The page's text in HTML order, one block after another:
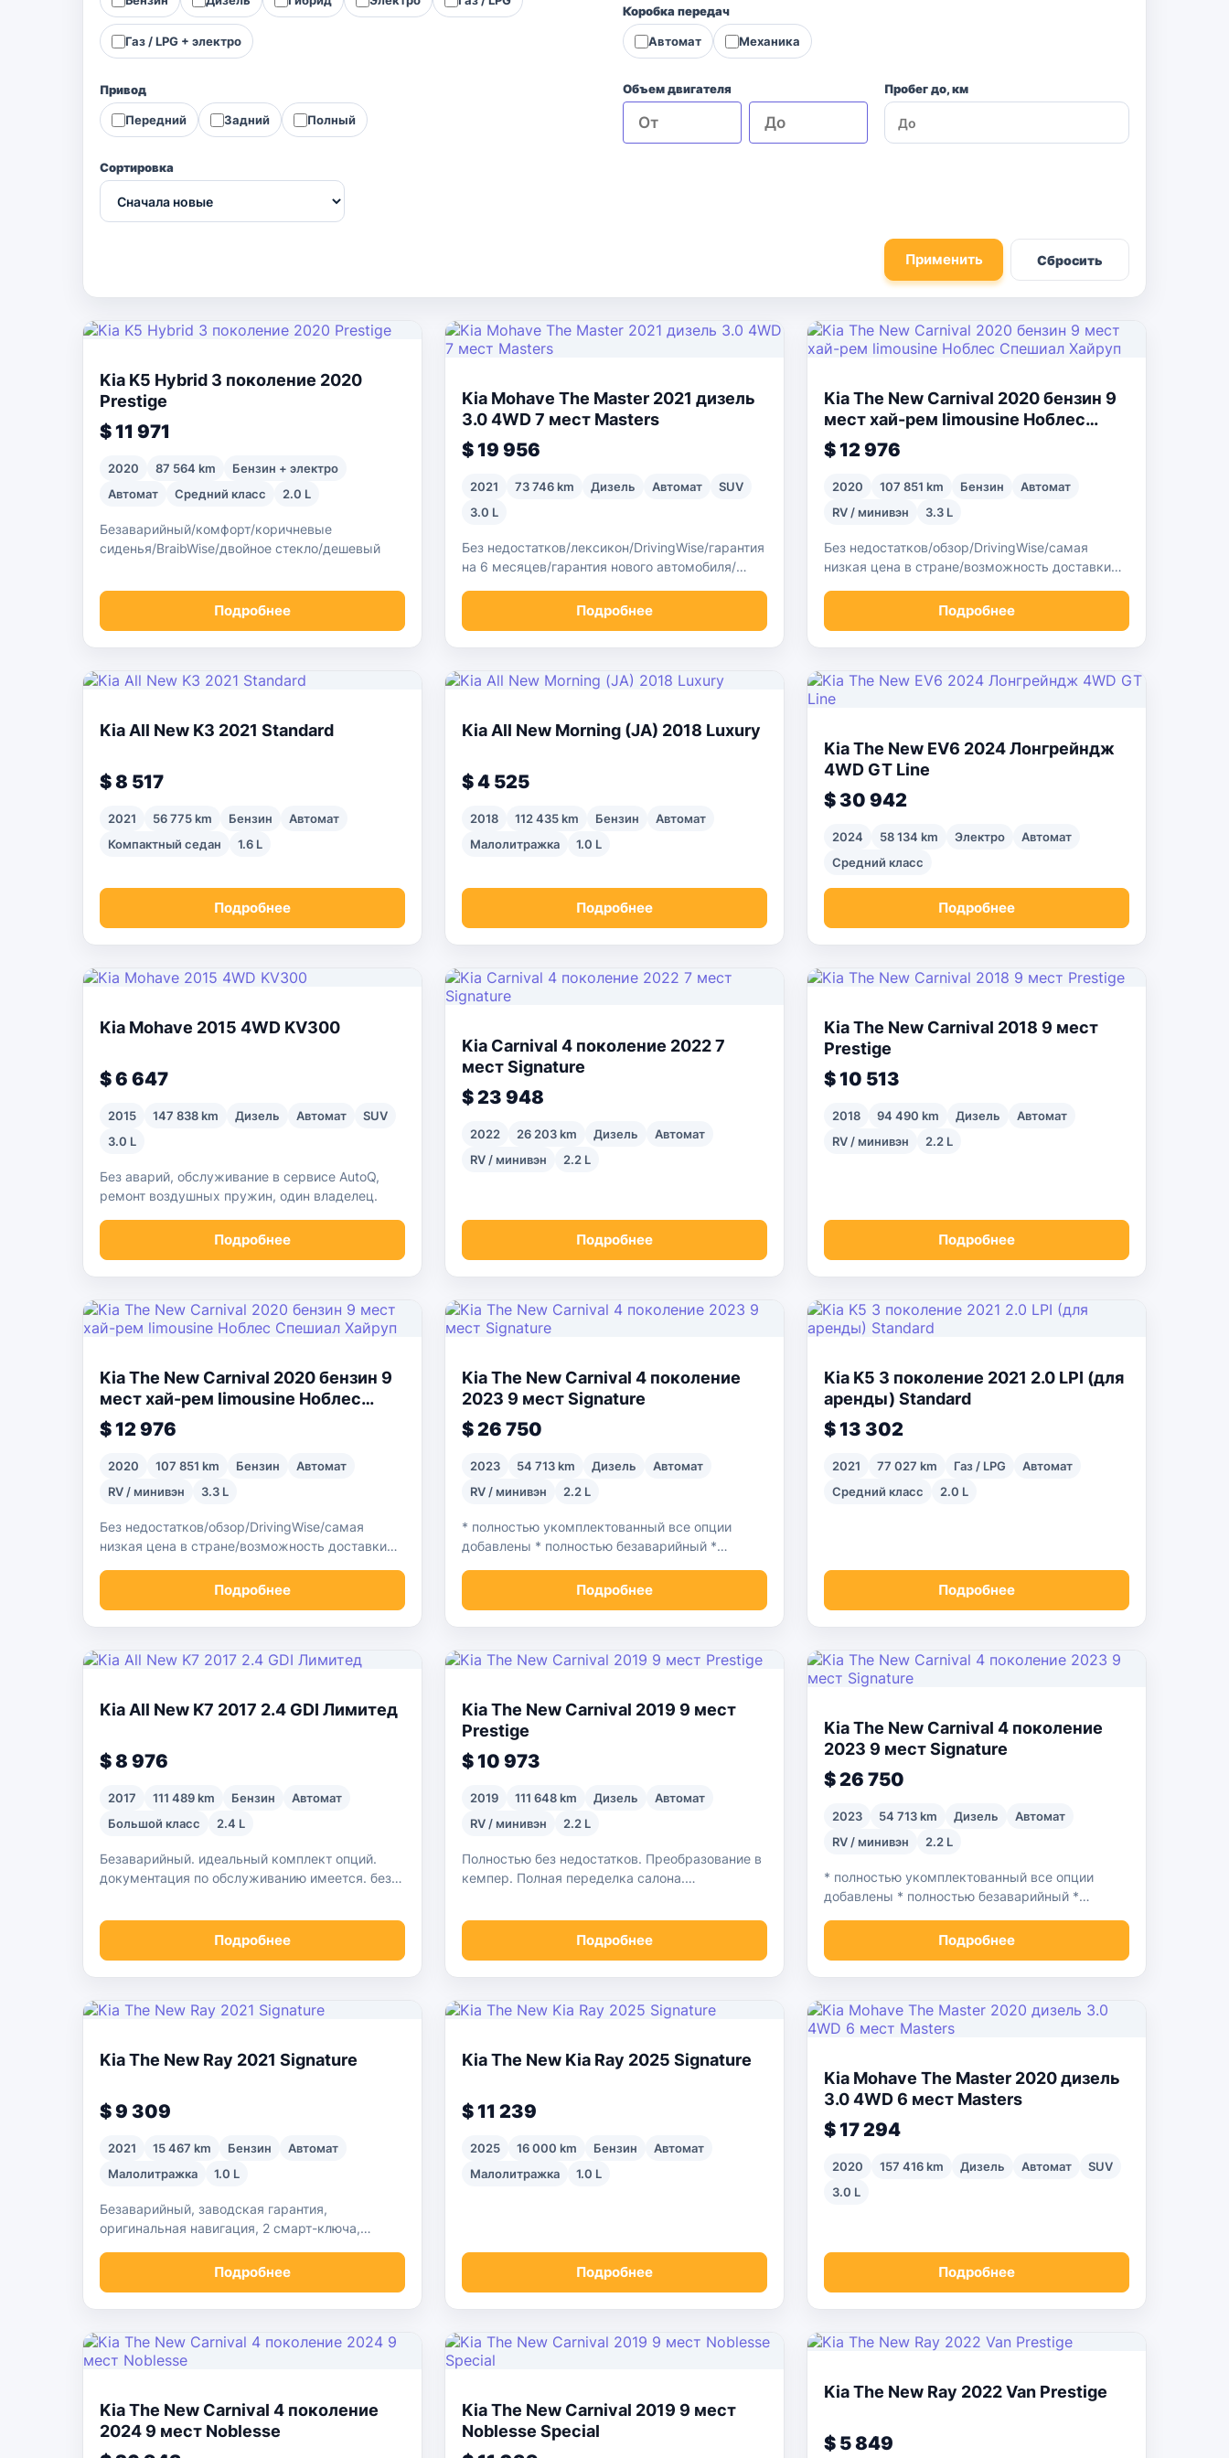
Газ / LPG + электро
Коробка передач
Автомат Механика
Привод
Передний Задний Полный
Объем двигателя Пробег до, км
Сортировка
Применить Сбросить
Kia K5 Hybrid 3 поколение 2020
Prestige
$ 11 971
2020 87 564 km
Бензин + электро
Автомат
Средний класс 2.0 L
Безаварийный/комфорт/коричневые
сиденья/BraibWise/двойное стекло/дешевый
Подробнее
Kia Mohave The Master 2021 дизель
3.0 4WD 7 мест Masters
$ 19 956
2021 73 746 km Дизель Автомат
SUV
3.0 L
Без недостатков/лексикон/DrivingWise/гарантия
на 6 месяцев/гарантия нового автомобиля/
Подробнее
Kia The New Carnival 2020 бензин 9
мест хай-рем limousine Ноблес
Спешиал Хайруп
$ 12 976
2020 107 851 km Бензин
Автомат
RV / минивэн
3.3 L
Без недостатков/обзор/DrivingWise/самая
низкая цена в стране/возможность доставки
Подробнее
Kia All New K3 2021 Standard
$ 8 517
2021 56 775 km Бензин
Автомат
Компактный седан
1.6 L
Подробнее
Kia All New Morning (JA) 2018 Luxury
$ 4 525
2018 112 435 km Бензин
Автомат
Малолитражка
1.0 L
Подробнее
Kia The New EV6 2024 Лонгрейндж
4WD GT Line
$ 30 942
2024 58 134 km Электро
Автомат
Средний класс
Подробнее
Kia Mohave 2015 4WD KV300
$ 6 647
2015 147 838 km Дизель Автомат
SUV
3.0 L
Без аварий, обслуживание в сервисе AutoQ,
ремонт воздушных пружин, один владелец.
Подробнее
Kia Carnival 4 поколение 2022 7
мест Signature
$ 23 948
2022 26 203 km Дизель
Автомат
RV / минивэн
2.2 L
Подробнее
Kia The New Carnival 2018 9 мест
Prestige
$ 10 513
2018 94 490 km Дизель
Автомат
RV / минивэн
2.2 L
Подробнее
Kia The New Carnival 2020 бензин 9
мест хай-рем limousine Ноблес
Спешиал Хайруп
$ 12 976
2020 107 851 km Бензин
Автомат
RV / минивэн
3.3 L
Без недостатков/обзор/DrivingWise/самая
низкая цена в стране/возможность доставки
Подробнее
Kia The New Carnival 4 поколение
2023 9 мест Signature
$ 26 750
2023 54 713 km Дизель
Автомат
RV / минивэн
2.2 L
* полностью укомплектованный все опции
добавлены * полностью безаварийный *
цена в своем классеПодробнее
Kia K5 3 поколение 2021 2.0 LPI (для
аренды) Standard
$ 13 302
2021 77 027 km Газ / LPG
Автомат
Средний класс
2.0 L
Подробнее
Kia All New K7 2017 2.4 GDI Лимитед
$ 8 976
2017 111 489 km Бензин
Автомат
Большой класс
2.4 L
Безаварийный. идеальный комплект опций.
документация по обслуживанию имеется. без
Подробнее
Kia The New Carnival 2019 9 мест
Prestige
$ 10 973
2019 111 648 km Дизель
Автомат
RV / минивэн
2.2 L
Полностью без недостатков. Преобразование в
кемпер. Полная переделка салона.
Подробнее
Kia The New Carnival 4 поколение
2023 9 мест Signature
$ 26 750
2023 54 713 km Дизель
Автомат
RV / минивэн
2.2 L
* полностью укомплектованный все опции
добавлены * полностью безаварийный *
цена в своем классеПодробнее
Kia The New Ray 2021 Signature
$ 9 309
2021 15 467 km Бензин
Автомат
Малолитражка
1.0 L
Безаварийный, заводская гарантия,
оригинальная навигация, 2 смарт-ключа,
Подробнее
Kia The New Kia Ray 2025 Signature
$ 11 239
2025 16 000 km Бензин
Автомат
Малолитражка
1.0 L
Подробнее
Kia Mohave The Master 2020 дизель
3.0 4WD 6 мест Masters
$ 17 294
2020 157 416 km Дизель Автомат
SUV
3.0 L
Подробнее
Kia The New Carnival 4 поколение
2024 9 мест Noblesse
Kia The New Carnival 2019 9 мест
Noblesse Special
Kia The New Ray 2022 Van Prestige
$ 5 849